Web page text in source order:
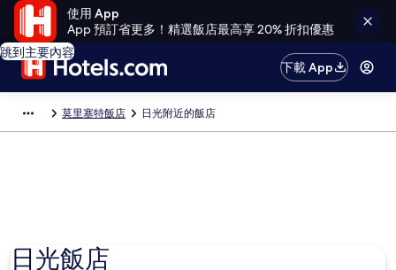
使用 App
App 預訂省更多！精選飯店最高享 20% 折扣優惠
跳到主要內容
下載 App
莫里塞特飯店 日光附近的飯店
日光飯店